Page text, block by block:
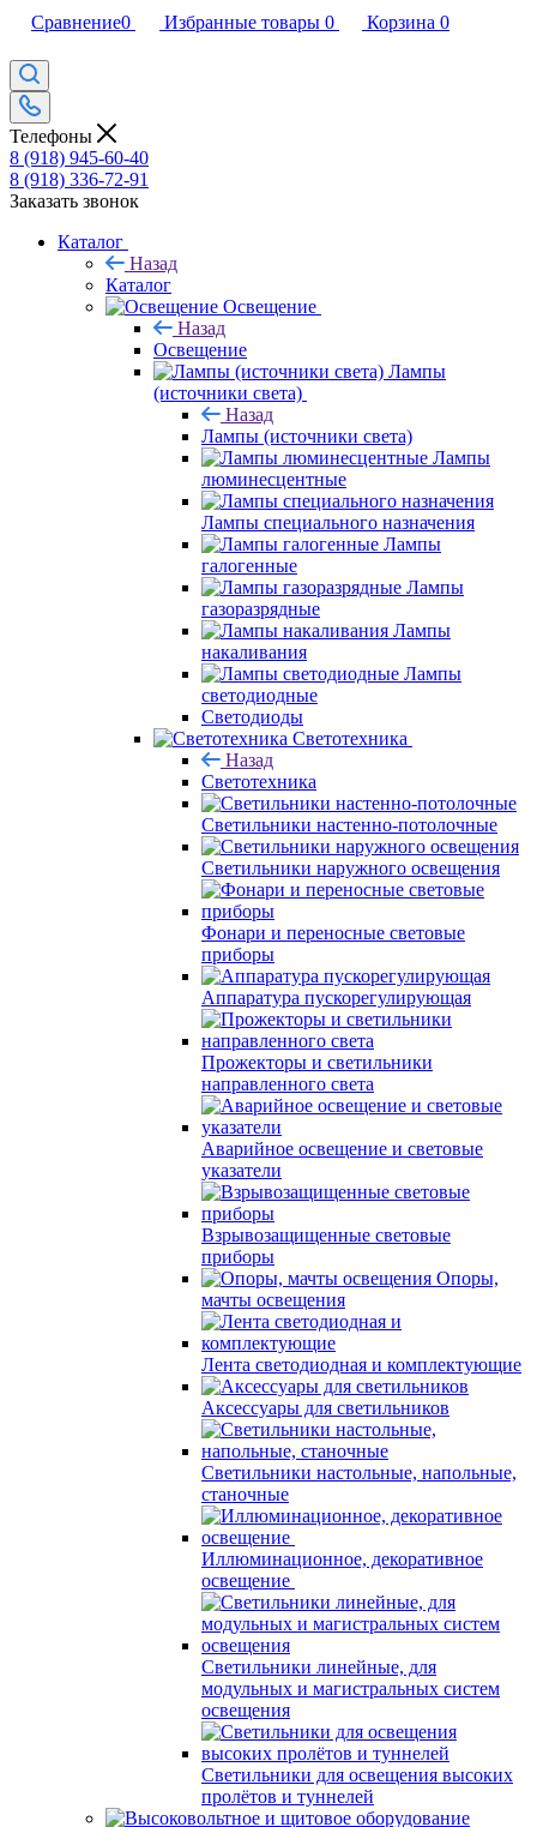
Сравнение0 Избранные товары 0 Корзина 0
Телефоны
8 (918) 945-60-40
8 (918) 336-72-91
Заказать звонок
Каталог
Назад
Каталог
Освещение
Назад
Освещение
Лампы
(источники света)
Назад
Лампы (источники света)
Лампы
люминесцентные
Лампы специального назначения
Лампы
галогенные
Лампы
газоразрядные
Лампы
накаливания
Лампы
светодиодные
Светодиоды
Светотехника
Назад
Светотехника
Светильники настенно-потолочные
Светильники наружного освещения
Фонари и переносные световые
приборы
Аппаратура пускорегулирующая
Прожекторы и светильники
направленного света
Аварийное освещение и световые
указатели
Взрывозащищенные световые
приборы
Опоры,
мачты освещения
Лента светодиодная и комплектующие
Аксессуары для светильников
Светильники настольные, напольные,
станочные
Иллюминационное, декоративное
освещение
Светильники линейные, для
модульных и магистральных систем
освещения
Светильники для освещения высоких
пролётов и туннелей